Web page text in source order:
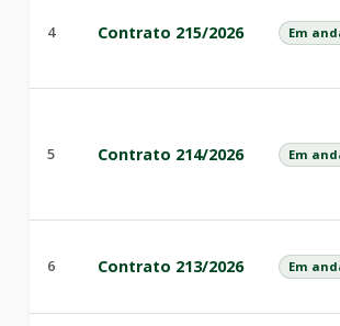
4 Contrato 215/2026 Em
5 Contrato 214/2026 Em
6 Contrato 213/2026 Em